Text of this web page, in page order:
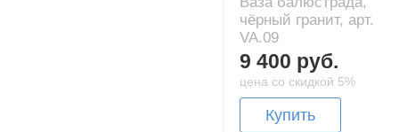
чёрный гранит, арт.
VA.09
9 400 руб.
цена со скидкой 5%
Купить